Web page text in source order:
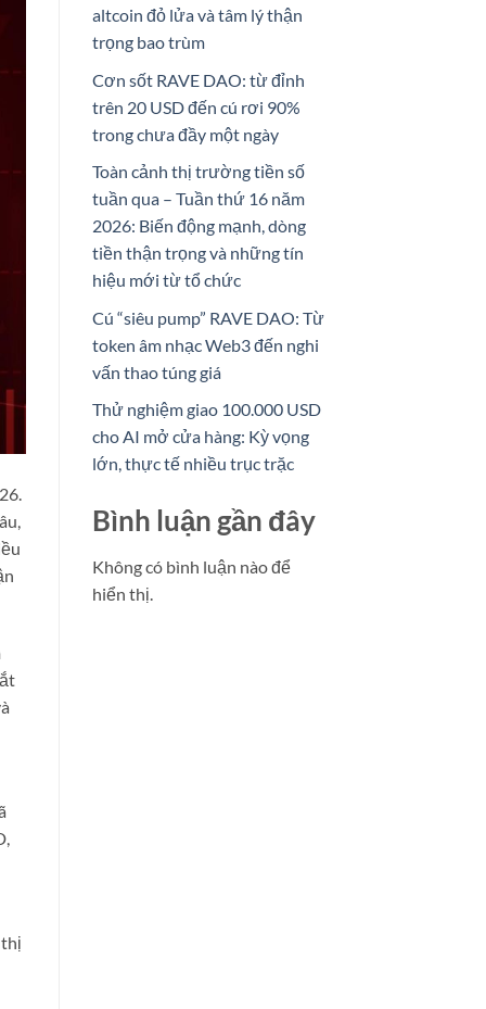
altcoin đỏ lửa và tâm lý thận
trọng bao trùm
Cơn sốt RAVE DAO: từ đỉnh
trên 20 USD đến cú rơi 90%
trong chưa đầy một ngày
Toàn cảnh thị trường tiền số
tuần qua – Tuần thứ 16 năm
2026: Biến động mạnh, dòng
tiền thận trọng và những tín
hiệu mới từ tổ chức
Cú “siêu pump” RAVE DAO: Từ
token âm nhạc Web3 đến nghi
vấn thao túng giá
Thử nghiệm giao 100.000 USD
cho AI mở cửa hàng: Kỳ vọng
lớn, thực tế nhiều trục trặc
Bình luận gần đây
Không có bình luận nào để
hiển thị.